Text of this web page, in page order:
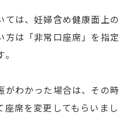
ては、妊婦含め健康面上の
方は「非常口座席」を指定
がわかった場合は、その時
座席を変更してもらいまし